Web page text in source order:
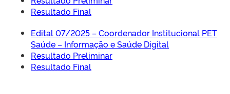
Resultado Final
Edital 07/2025 – Coordenador Institucional PET
Saúde – Informação e Saúde Digital
Resultado Preliminar
Resultado Final